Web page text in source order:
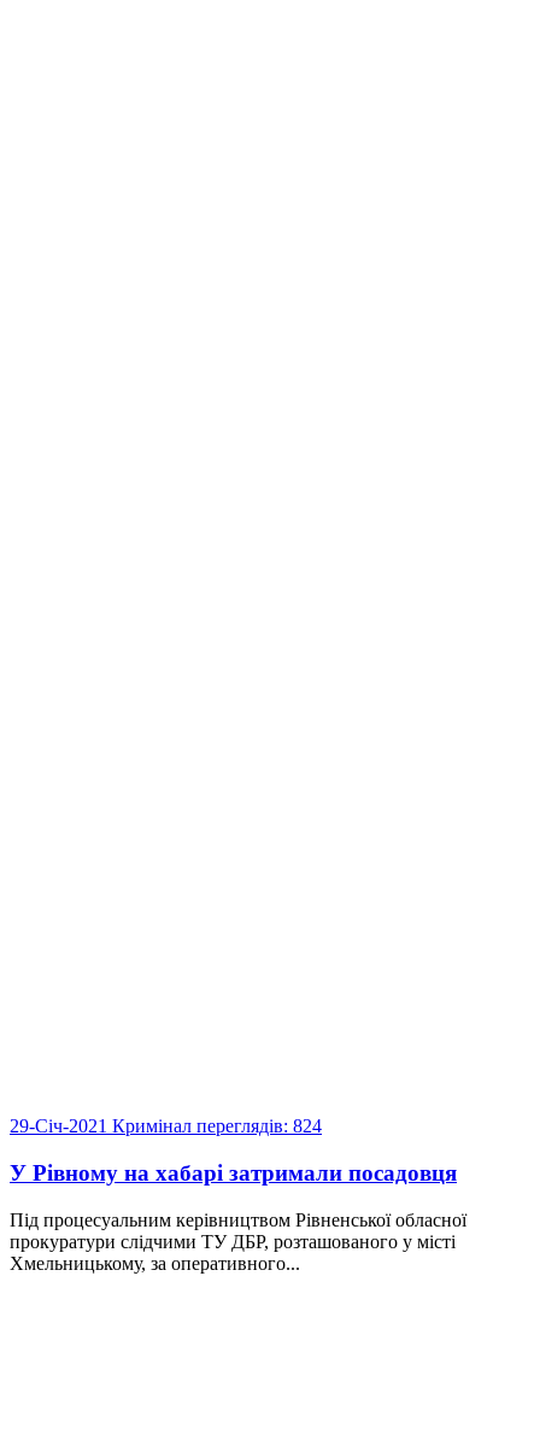
29-Січ-2021 Кримінал переглядів: 824
У Рівному на хабарі затримали посадовця
Під процесуальним керівництвом Рівненської обласної
прокуратури слідчими ТУ ДБР, розташованого у місті
Хмельницькому, за оперативного...